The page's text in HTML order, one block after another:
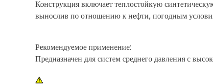
Конструкция включает теплостойкую
вынослив по отношению к нефти, погодным
Рекомендуемое применение:
Предназначен для систем среднего давления с